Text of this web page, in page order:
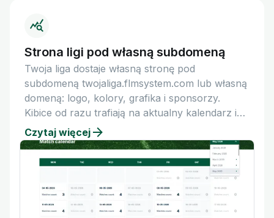
Strona ligi pod własną subdomeną
Twoja liga dostaje własną stronę pod
subdomeną twojaliga.flmsystem.com lub własną
domeną: logo, kolory, grafika i sponsorzy.
Kibice od razu trafiają na aktualny kalendarz i
tabelę.
Czytaj więcej